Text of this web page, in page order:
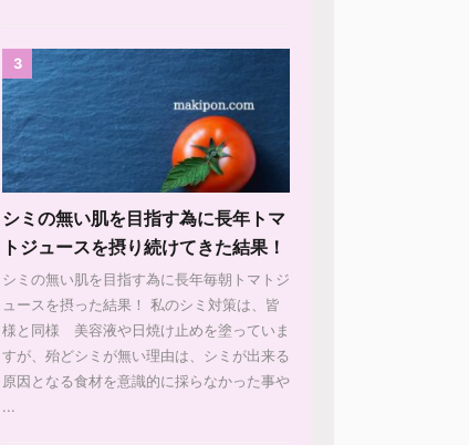
3
シミの無い肌を目指す為に長年トマ
トジュースを摂り続けてきた結果！
シミの無い肌を目指す為に長年毎朝トマトジ
ュースを摂った結果！ 私のシミ対策は、皆
様と同様 美容液や日焼け止めを塗っていま
すが、殆どシミが無い理由は、シミが出来る
原因となる食材を意識的に採らなかった事や
...